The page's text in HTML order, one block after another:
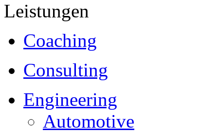
Leistungen
Coaching
Consulting
Engineering
Automotive